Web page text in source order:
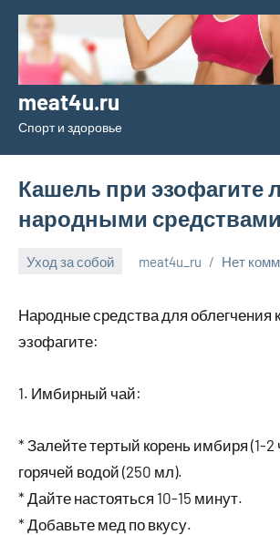
Перейти
содержимому
meat4u.ru
Спорт и здоровье
Кашель при эзофагите
народными средствами
Уход за собой
2024
meat4u_ru Нет
Народные средства для облегчения
эзофагите:
1. Имбирный чай:
* Залейте тертый корень имбиря (1-
горячей водой (250 мл).
* Дайте настояться 10-15 минут.
* Добавьте мед по вкусу.